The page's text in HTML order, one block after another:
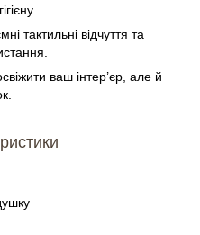
тактильні відчуття та
ваш інтер’єр, але й